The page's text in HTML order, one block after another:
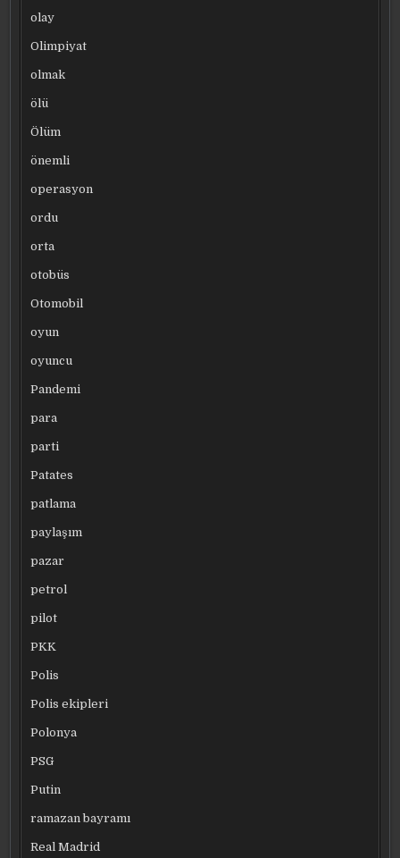
olay
Olimpiyat
olmak
ölü
Ölüm
önemli
operasyon
ordu
orta
otobüs
Otomobil
oyun
oyuncu
Pandemi
para
parti
Patates
patlama
paylaşım
pazar
petrol
pilot
PKK
Polis
Polis ekipleri
Polonya
PSG
Putin
ramazan bayramı
Real Madrid